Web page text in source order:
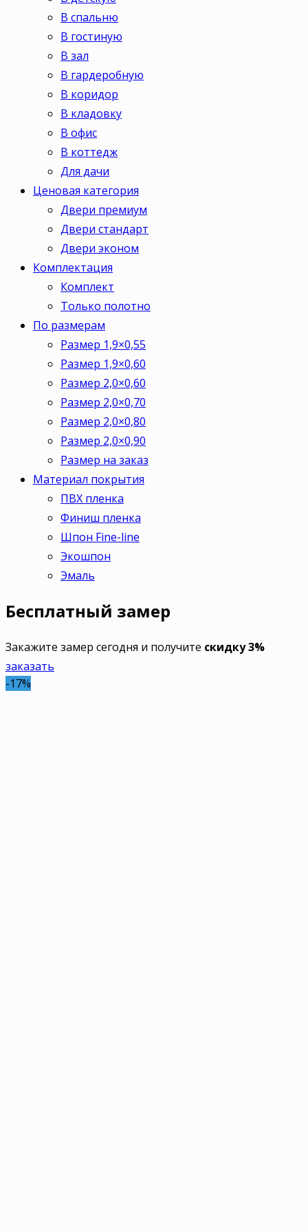
В спальню
В гостиную
В зал
В гардеробную
В коридор
В кладовку
В офис
В коттедж
Для дачи
Ценовая категория
Двери премиум
Двери стандарт
Двери эконом
Комплектация
Комплект
Только полотно
По размерам
Размер 1,9×0,55
Размер 1,9×0,60
Размер 2,0×0,60
Размер 2,0×0,70
Размер 2,0×0,80
Размер 2,0×0,90
Размер на заказ
Материал покрытия
ПВХ пленка
Финиш пленка
Шпон Fine-line
Экошпон
Эмаль
Бесплатный замер
Закажите замер сегодня и получите скидку 3%
заказать
-17%